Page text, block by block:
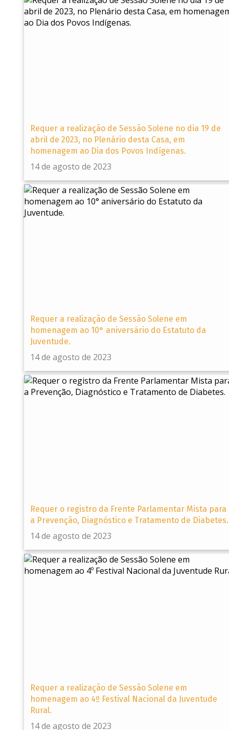
Requer a realização de Sessão Solene no dia 19 de
abril de 2023, no Plenário desta Casa, em
homenagem ao Dia dos Povos Indígenas.
14 de agosto de 2023
Requer a realização de Sessão Solene em
homenagem ao 10° aniversário do Estatuto da
Juventude.
14 de agosto de 2023
Requer o registro da Frente Parlamentar Mista para
a Prevenção, Diagnóstico e Tratamento de Diabetes.
14 de agosto de 2023
Requer a realização de Sessão Solene em
homenagem ao 4º Festival Nacional da Juventude
Rural.
14 de agosto de 2023